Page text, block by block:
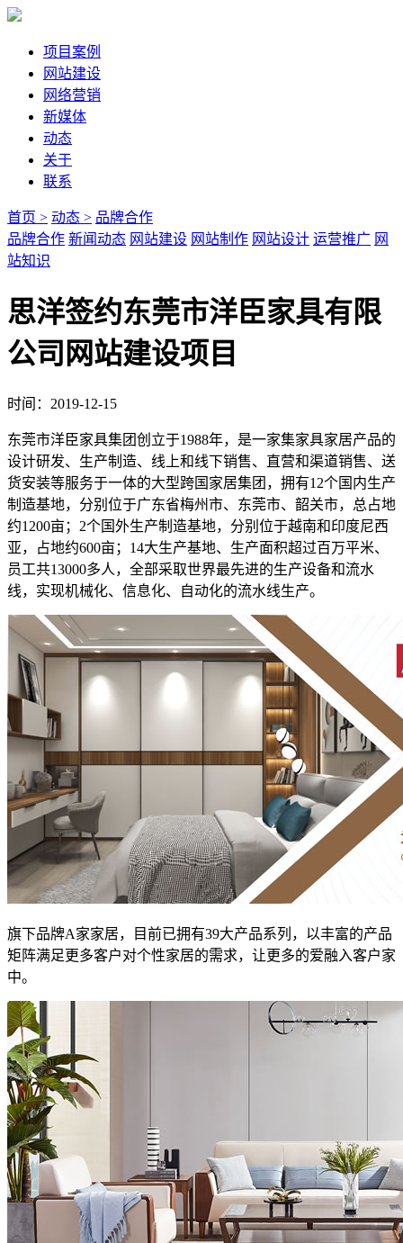
项目案例
网站建设
网络营销
新媒体
动态
关于
联系
首页 > 动态 > 品牌合作
品牌合作 新闻动态 网站建设 网站制作 网站设计 运营推广 网
站知识
思洋签约东莞市洋臣家具有限
公司网站建设项目
时间：2019-12-15
东莞市洋臣家具集团创立于1988年，是一家集家具家居产品的
设计研发、生产制造、线上和线下销售、直营和渠道销售、送
货安装等服务于一体的大型跨国家居集团，拥有12个国内生产
制造基地，分别位于广东省梅州市、东莞市、韶关市，总占地
约1200亩；2个国外生产制造基地，分别位于越南和印度尼西
亚，占地约600亩；14大生产基地、生产面积超过百万平米、
员工共13000多人，全部采取世界最先进的生产设备和流水
线，实现机械化、信息化、自动化的流水线生产。
旗下品牌A家家居，目前已拥有39大产品系列，以丰富的产品
矩阵满足更多客户对个性家居的需求，让更多的爱融入客户家
中。